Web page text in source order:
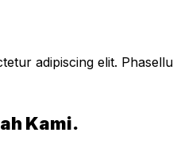
adipiscing elit.
Kami.